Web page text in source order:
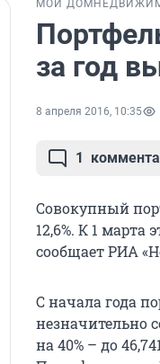
МОЙ ДОМ
за год
8 апреля 2016, 10:35
1
Совокупный
12,6%. К 1 марта
сообщает РИА
С начала года
незначительно
на 40% – до